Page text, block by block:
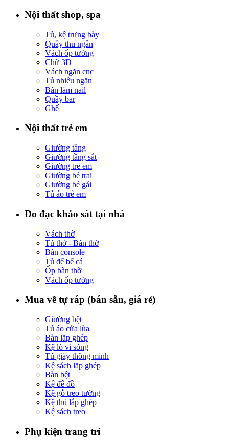
Nội thất shop, spa
Tủ, kệ trưng bày
Quầy thu ngân
Vách ốp tường
Chữ 3D
Vách ngăn cnc
Tủ nhiều ngăn
Bàn làm nail
Quầy bar
Ghế
Nội thất trẻ em
Giường tầng
Giường tầng sắt
Giường trẻ em
Giường bé trai
Giường bé gái
Tủ áo trẻ em
Đo đạc khảo sát tại nhà
Vách thờ
Tủ thờ - Bàn thờ
Bàn console
Tủ để bể cá
Ốp bàn thờ
Vách ốp tường
Mua về tự ráp (bán sẵn, giá rẻ)
Giường bệt
Tủ áo cửa lùa
Bàn lắp ghép
Kệ lò vi sóng
Tủ giày thông minh
Kệ sách lắp ghép
Bàn bệt
Kệ để đồ
Kệ gỗ treo tường
Kệ thú lắp ghép
Kệ sách treo
Phụ kiện trang trí